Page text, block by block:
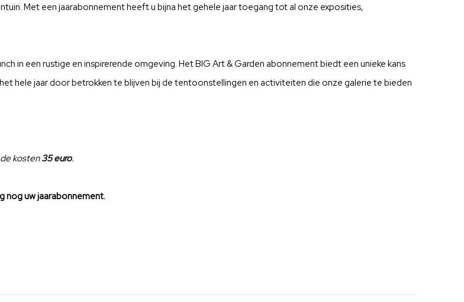
Met een jaarabonnement heeft u bijna het gehele jaar toegang tot al onze exposities,
in een rustige en inspirerende omgeving. Het BIG Art & Garden abonnement biedt een unieke kans
hele jaar door betrokken te blijven bij de tentoonstellingen en activiteiten die onze galerie te bieden
kosten35 euro.
nog uw jaarabonnement.